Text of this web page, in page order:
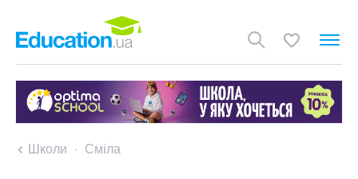
Школи Сміла